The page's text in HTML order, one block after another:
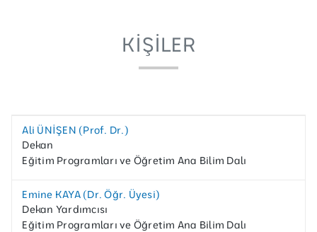
KIŞILER
Ali ÜNİŞEN (Prof. Dr.)
Dekan
Eğitim Programları ve Öğretim Ana Bilim Dalı
Emine KAYA (Dr. Öğr. Üyesi)
Dekan Yardımcısı
Eğitim Programları ve Öğretim Ana Bilim Dalı